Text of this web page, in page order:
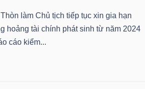
làm Chủ tịch tiếp tục xin gia hạn
hoảng tài chính phát sinh từ năm 2024
cáo kiểm...